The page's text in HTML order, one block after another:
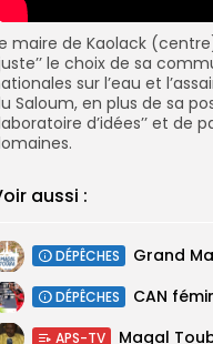
maire de Kaolack
le choix de sa
sur l’eau et
Saloum, en plus de sa
d’idées’’ et
aussi :
DÉPÊCHES
DÉPÊCHES
APS-TV